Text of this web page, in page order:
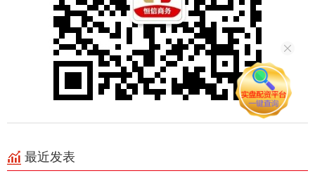
最近发表